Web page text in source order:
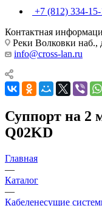
+7 (812) 334-
Контактная
Реки Волковки
info@cross-lan.ru
Суппорт на 2
Q02KD
Главная
—
Каталог
—
Кабеленесущие